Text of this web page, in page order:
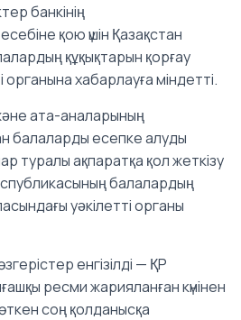
банкінің
қою үшін Қазақстан
құқықтарын қорғау
органына хабарлауға міндетті.
ата-аналарының
балаларды есепке алуды
туралы ақпаратқа қол жеткізу
балалардың
уәкілетті органы
енгізілді — ҚР
ресми жарияланған күнінен
өткен соң қолданысқа